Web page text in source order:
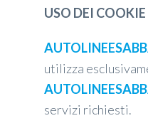
USO DEI
utilizza
servizi richiesti.